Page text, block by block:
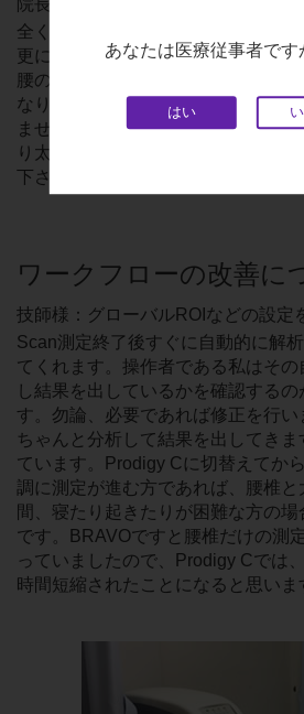
あなたは医療従事者です
はい
院長先生：BRAVOからProdigy C
全く問題ありませんでした。
更に、診察時に「骨密度測定の装置
腰の背骨といっしょに太ももの付
なりました」と紹介して嫌な顔を
ません。患者さんの中には「どち
り太ももの付け根に興味ありまし
下さる患者さんもいらっしゃいます
ワークフローの改善に
技師様：グローバルROIなどの設定
Scan測定終了後すぐに自動的に解
てくれます。操作者である私はそ
し結果を出しているかを確認するの
す。勿論、必要であれば修正を行
ちゃんと分析して結果を出してきま
ています。Prodigy Cに切替えてか
調に測定が進む方であれば、腰椎
間、寝たり起きたりが困難な方の
です。BRAVOですと腰椎だけの測
っていましたので、Prodigy Cでは
時間短縮されたことになると思いま